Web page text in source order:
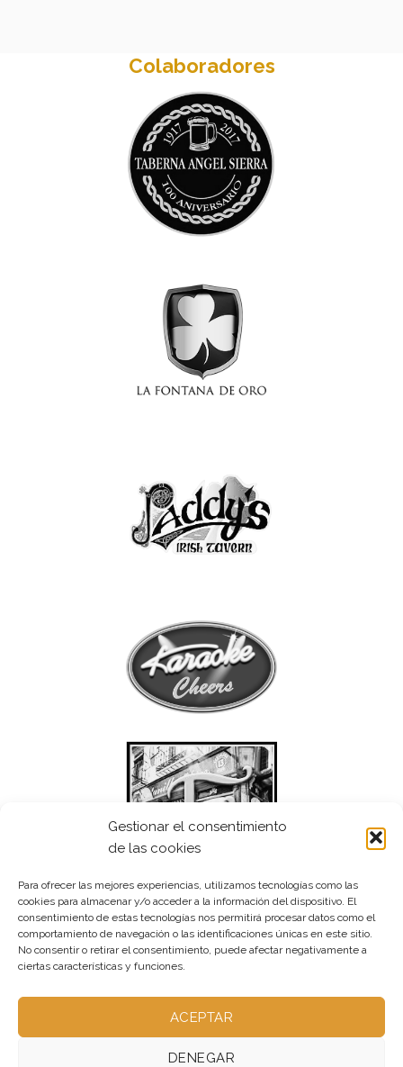
Gestionar el consentimiento
de las cookies
Para ofrecer las mejores experiencias, utilizamos tecnologías como las
cookies para almacenar y/o acceder a la información del dispositivo. El
consentimiento de estas tecnologías nos permitirá procesar datos como el
comportamiento de navegación o las identificaciones únicas en este sitio.
No consentir o retirar el consentimiento, puede afectar negativamente a
ciertas características y funciones.
ACEPTAR
DENEGAR
Colaboradores